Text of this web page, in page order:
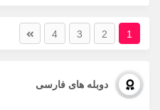
1
2
3
4
دوبله های فارسی